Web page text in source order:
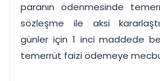
paranın ödenmesinde
sözleşme ile aksi
günler için 1 inci maddede
temerrüt faizi ödemeye